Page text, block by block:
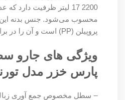
2200 17 لیتر ظرفیت دارد
محسوب می‌شود. جنس بدنه
پروپیلن (PP) است و آن را در برابر ضربه مقاوم می‌کند.
ویژگی های جارو
پارس خزر مدل
– سطل مخصوص جمع آوری